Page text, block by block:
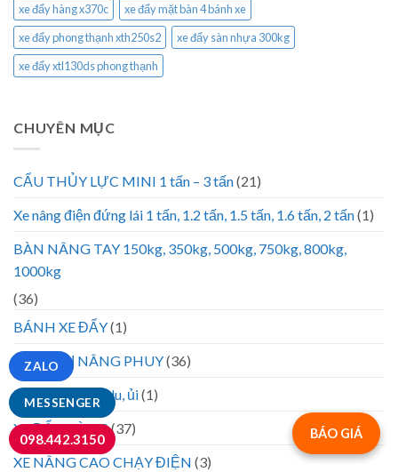
xe đẩy hàng x370c
xe đẩy mặt bàn 4 bánh xe
xe đẩy phong thạnh xth250s2
xe đẩy sàn nhựa 300kg
xe đẩy xtl130ds phong thạnh
CHUYÊN MỤC
CẨU THỦY LỰC MINI 1 tấn – 3 tấn(21)
Xe nâng điện đứng lái 1 tấn, 1.2 tấn, 1.5 tấn, 1.6 tấn, 2 tấn(1)
BÀN NÂNG TAY 150kg, 350kg, 500kg, 750kg, 800kg,
1000kg
(36)
BÁNH XE ĐẨY(1)
THIẾT BỊ NÂNG PHUY(36)
Lốp xe xúc, đào, lu, ủi(1)
XE ĐẨY HÀNG(37)
XE NÂNG CAO CHẠY ĐIỆN (3)
BÁO GIÁ
MESSENGER
ZALO
098.442.3150